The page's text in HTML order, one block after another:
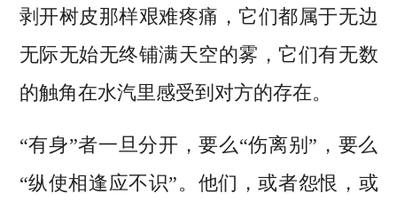
剥开树皮那样艰难疼痛，它们都属于无边
无际无始无终铺满天空的雾，它们有无数
的触角在水汽里感受到对方的存在。
“有身”者一旦分开，要么“伤离别”，要么
“纵使相逢应不识”。他们，或者怨恨，或